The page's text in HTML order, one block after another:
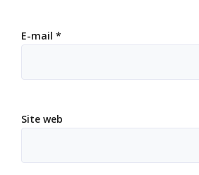
E-mail *
Site web